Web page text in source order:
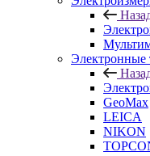
Электронные
GeoMax
LEICA
NIKON